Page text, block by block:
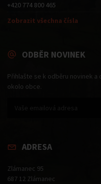
+420 774 800 465
Zobrazit všechna čísla
ODBĚR NOVINEK
Přihlašte se k odběru novinek
okolo obce.
ADRESA
Zlámanec 95
687 12 Zlámanec